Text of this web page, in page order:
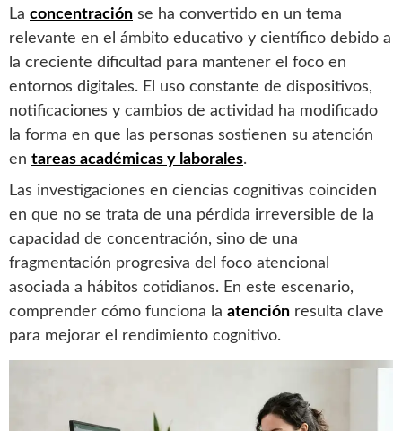
La concentración se ha convertido en un tema
relevante en el ámbito educativo y científico debido a
la creciente dificultad para mantener el foco en
entornos digitales. El uso constante de dispositivos,
notificaciones y cambios de actividad ha modificado
la forma en que las personas sostienen su atención
en tareas académicas y laborales.
Las investigaciones en ciencias cognitivas coinciden
en que no se trata de una pérdida irreversible de la
capacidad de concentración, sino de una
fragmentación progresiva del foco atencional
asociada a hábitos cotidianos. En este escenario,
comprender cómo funciona la atención resulta clave
para mejorar el rendimiento cognitivo.